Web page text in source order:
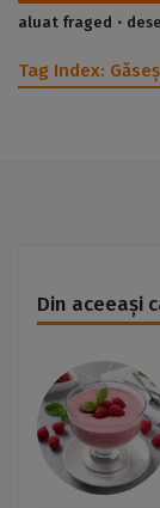
aluat fraged
Tag Index:
Din aceeași